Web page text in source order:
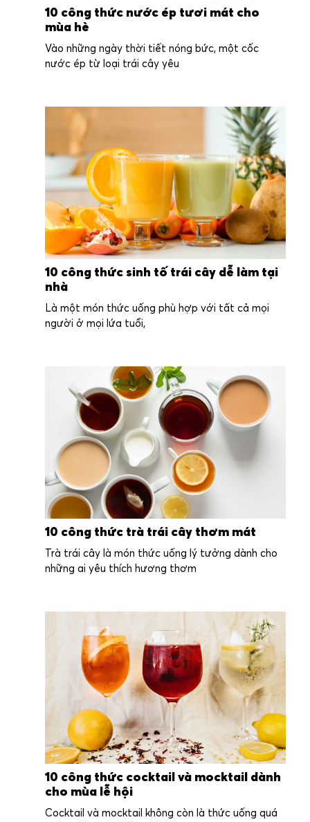
10 công thức nước ép tươi mát cho
mùa hè
Vào những ngày thời tiết nóng bức, một cốc
nước ép từ loại trái cây yêu
10 công thức sinh tố trái cây dễ làm tại
nhà
Là một món thức uống phù hợp với tất cả mọi
người ở mọi lứa tuổi,
10 công thức trà trái cây thơm mát
Trà trái cây là món thức uống lý tưởng dành cho
những ai yêu thích hương thơm
10 công thức cocktail và mocktail dành
cho mùa lễ hội
Cocktail và mocktail không còn là thức uống quá